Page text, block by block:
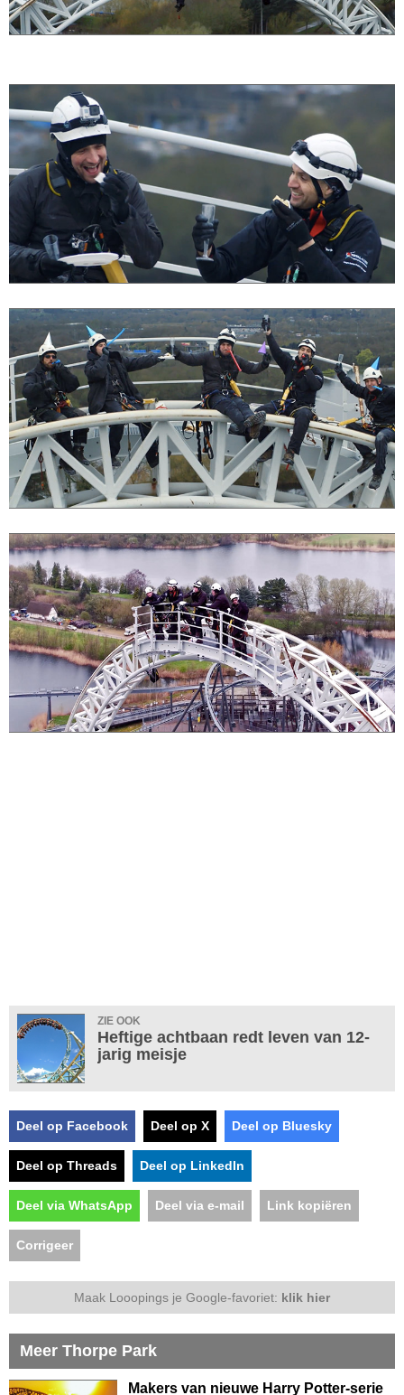
ZIE OOK
Heftige achtbaan redt leven van 12-
jarig meisje
Deel op Facebook Deel op X Deel op Bluesky
Deel op Threads Deel op LinkedIn
Deel via WhatsApp Deel via e-mail Link kopiëren
Corrigeer
Maak Looopings je Google-favoriet: klik hier
Meer Thorpe Park
Makers van nieuwe Harry Potter-serie